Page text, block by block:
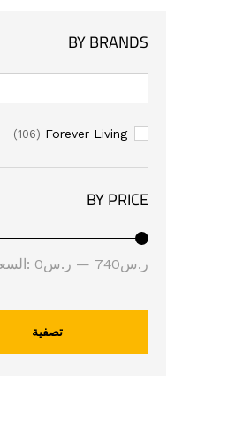
BY BRANDS
Forever Living
(106)
BY PRICE
تصفية
السعر: ر.س0 — ر.س740